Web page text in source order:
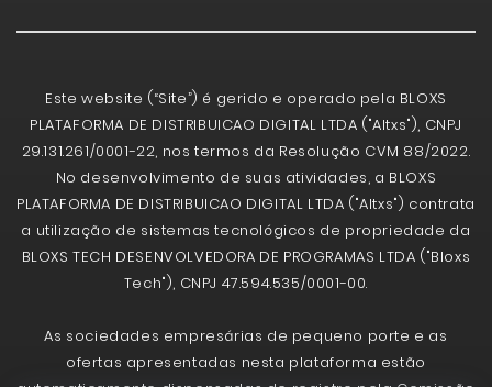
Este website (“Site”) é gerido e operado pela BLOXS
PLATAFORMA DE DISTRIBUICAO DIGITAL LTDA ("Altxs"), CNPJ
29.131.261/0001-22, nos termos da Resolução CVM 88/2022.
No desenvolvimento de suas atividades, a BLOXS
PLATAFORMA DE DISTRIBUICAO DIGITAL LTDA ("Altxs") contrata
a utilização de sistemas tecnológicos de propriedade da
BLOXS TECH DESENVOLVEDORA DE PROGRAMAS LTDA ("Bloxs
Tech"), CNPJ 47.594.535/0001-00.
As sociedades empresárias de pequeno porte e as
ofertas apresentadas nesta plataforma estão